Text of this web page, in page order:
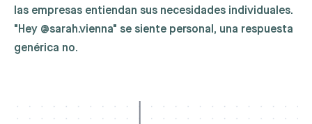
las empresas entiendan sus necesidades individuales.
"Hey @sarah.vienna" se siente personal, una respuesta
genérica no.